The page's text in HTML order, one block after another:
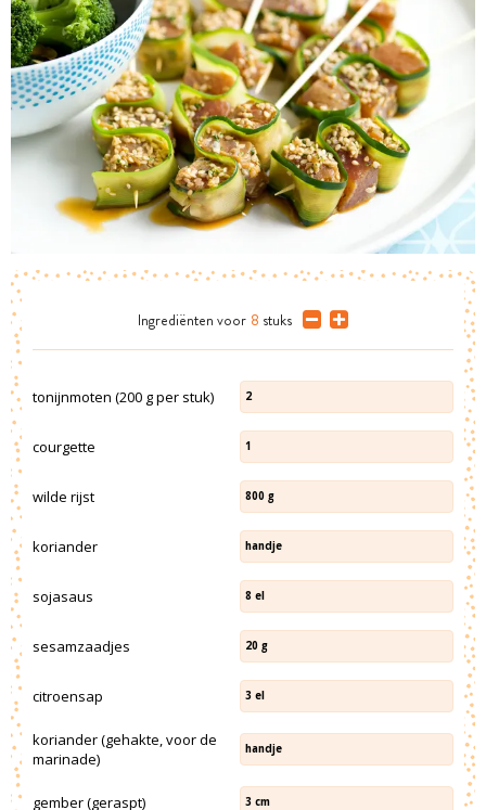
Ingrediënten voor 8 stuks
tonijnmoten (200 g per stuk) 2
courgette 1
wilde rijst 800 g
koriander handje
sojasaus 8 el
sesamzaadjes 20 g
citroensap 3 el
koriander (gehakte, voor de
marinade)
handje
gember (geraspt) 3 cm